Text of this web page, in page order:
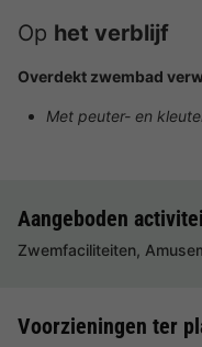
Op het verblijf
Overdekt zwembad
Met peuter- en
Aangeboden
Zwemfaciliteiten,
Voorzieningen ter